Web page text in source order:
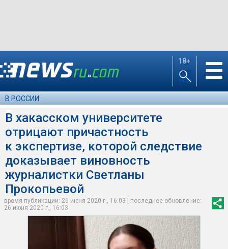
18+ ☰
В РОССИИ
В хакасском университете
отрицают причастность
к экспертизе, которой следствие
доказывает виновность
журналистки Светланы
Прокопьевой
время публикации: 26 июня 2020 г., 16:03 | последнее обновление:
26 июня 2020 г., 16:03